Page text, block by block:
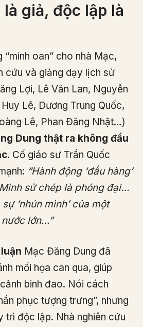
giả, độc lập là
“minh oan” cho nhà Mạc,
cứu và giảng dạy lịch sử
Lợi, Lê Văn Lan, Nguyễn
Lê, Dương Trung Quốc,
Lê, Phan Đăng Nhật…)
Dung thật ra không đầu
. Cố giáo sư Trần Quốc
“Hành động ‘đầu hàng’
sử chép là phóng đại…
‘nhún mình’ của một
lớn…”
Mạc Đăng Dung đã
mối họa can qua, giúp
binh đao. Nói cách
phục tượng trưng”, nhưng
trì độc lập. Nhà nghiên cứu